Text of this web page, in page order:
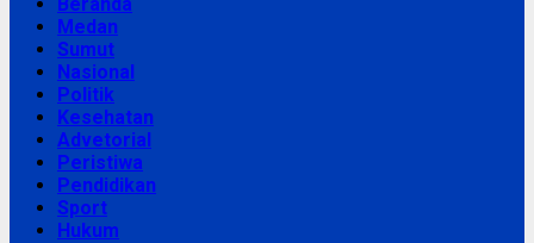
Medan
Sumut
Nasional
Politik
Kesehatan
Advetorial
Peristiwa
Pendidikan
Sport
Hukum